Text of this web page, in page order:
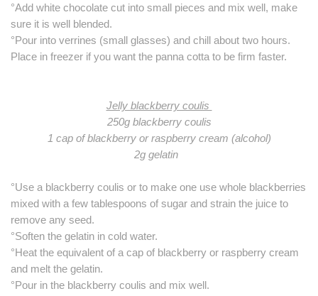
°Add white chocolate cut into small pieces and mix well, make
sure it is well blended.
°Pour into verrines (small glasses) and chill about two hours.
Place in freezer if you want the panna cotta to be firm faster.
Jelly blackberry coulis
250g blackberry coulis
1 cap of blackberry or raspberry cream (alcohol)
2g gelatin
°Use a blackberry coulis or to make one use whole blackberries
mixed with a few tablespoons of sugar and strain the juice to
remove any seed.
°Soften the gelatin in cold water.
°Heat the equivalent of a cap of blackberry or raspberry cream
and melt the gelatin.
°Pour in the blackberry coulis and mix well.